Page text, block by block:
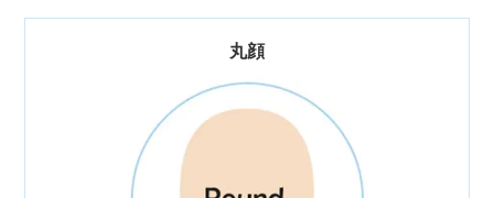
丸顔